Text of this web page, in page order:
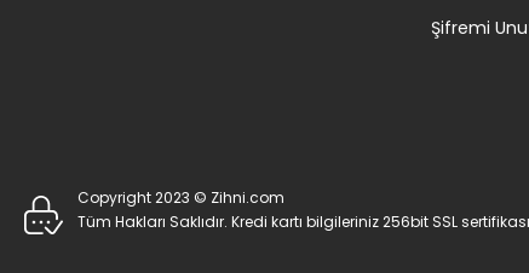
Şifremi
Copyright 2023 © Zihni.com
Tüm Hakları Saklıdır. Kredi kartı bilgileriniz 256bit SSL